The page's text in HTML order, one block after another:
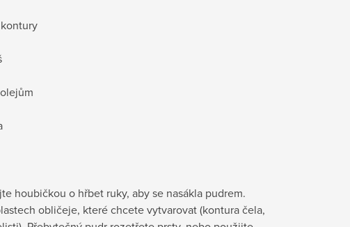
houbičkou o hřbet ruky, aby se nasákla pudrem.
obličeje, které chcete vytvarovat (kontura čela,